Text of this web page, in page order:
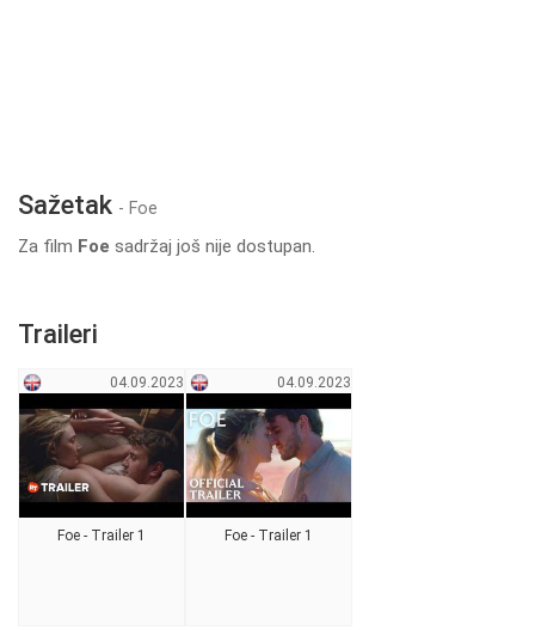
Sažetak - Foe
Za film Foe sadržaj još nije dostupan.
Traileri
04.09.2023
Foe - Trailer 1
04.09.2023
Foe - Trailer 1